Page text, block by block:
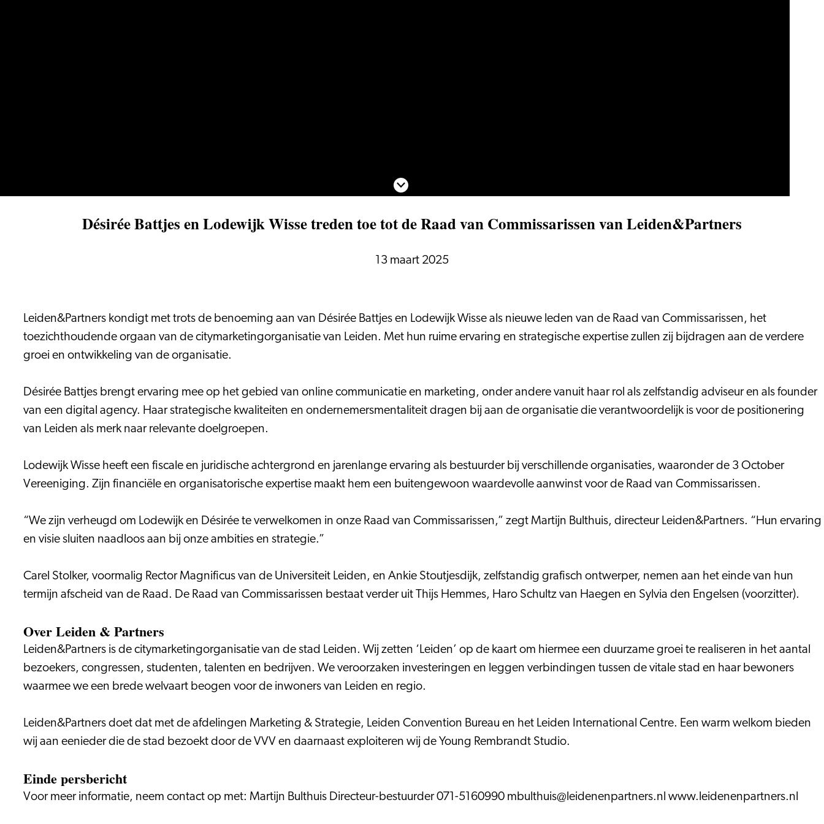
Scroll naar beneden
Désirée Battjes en Lodewijk Wisse treden toe tot de Raad van Commissarissen van Leiden&Partners
13 maart 2025
Leiden&Partners kondigt met trots de benoeming aan van Désirée Battjes en Lodewijk Wisse als nieuwe leden van de Raad van Commissarissen, het
toezichthoudende orgaan van de citymarketingorganisatie van Leiden. Met hun ruime ervaring en strategische expertise zullen zij bijdragen aan de verdere
groei en ontwikkeling van de organisatie.
Désirée Battjes brengt ervaring mee op het gebied van online communicatie en marketing, onder andere vanuit haar rol als zelfstandig adviseur en als founder
van een digital agency. Haar strategische kwaliteiten en ondernemersmentaliteit dragen bij aan de organisatie die verantwoordelijk is voor de positionering
van Leiden als merk naar relevante doelgroepen.
Lodewijk Wisse heeft een fiscale en juridische achtergrond en jarenlange ervaring als bestuurder bij verschillende organisaties, waaronder de 3 October
Vereeniging. Zijn financiële en organisatorische expertise maakt hem een buitengewoon waardevolle aanwinst voor de Raad van Commissarissen.
“We zijn verheugd om Lodewijk en Désirée te verwelkomen in onze Raad van Commissarissen,” zegt Martijn Bulthuis, directeur Leiden&Partners. “Hun ervaring
en visie sluiten naadloos aan bij onze ambities en strategie.”
Carel Stolker, voormalig Rector Magnificus van de Universiteit Leiden, en Ankie Stoutjesdijk, zelfstandig grafisch ontwerper, nemen aan het einde van hun
termijn afscheid van de Raad. De Raad van Commissarissen bestaat verder uit Thijs Hemmes, Haro Schultz van Haegen en Sylvia den Engelsen (voorzitter).
Over Leiden & Partners
Leiden&Partners is de citymarketingorganisatie van de stad Leiden. Wij zetten ‘Leiden’ op de kaart om hiermee een duurzame groei te realiseren in het aantal
bezoekers, congressen, studenten, talenten en bedrijven. We veroorzaken investeringen en leggen verbindingen tussen de vitale stad en haar bewoners
waarmee we een brede welvaart beogen voor de inwoners van Leiden en regio.
Leiden&Partners doet dat met de afdelingen Marketing & Strategie, Leiden Convention Bureau en het Leiden International Centre. Een warm welkom bieden
wij aan eenieder die de stad bezoekt door de VVV en daarnaast exploiteren wij de Young Rembrandt Studio.
Einde persbericht
Voor meer informatie, neem contact op met: Martijn Bulthuis Directeur-bestuurder 071-5160990 mbulthuis@leidenenpartners.nl www.leidenenpartners.nl